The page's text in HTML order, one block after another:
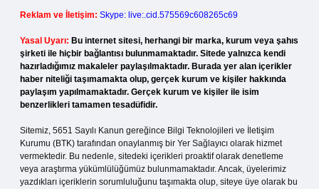
Reklam ve İletişim: Skype: live:.cid.575569c608265c69
Yasal Uyarı: Bu internet sitesi, herhangi bir marka, kurum veya şahıs
şirketi ile hiçbir bağlantısı bulunmamaktadır. Sitede yalnızca kendi
hazırladığımız makaleler paylaşılmaktadır. Burada yer alan içerikler
haber niteliği taşımamakta olup, gerçek kurum ve kişiler hakkında
paylaşım yapılmamaktadır. Gerçek kurum ve kişiler ile isim
benzerlikleri tamamen tesadüfidir.
Sitemiz, 5651 Sayılı Kanun gereğince Bilgi Teknolojileri ve İletişim
Kurumu (BTK) tarafından onaylanmış bir Yer Sağlayıcı olarak hizmet
vermektedir. Bu nedenle, sitedeki içerikleri proaktif olarak denetleme
veya araştırma yükümlülüğümüz bulunmamaktadır. Ancak, üyelerimiz
yazdıkları içeriklerin sorumluluğunu taşımakta olup, siteye üye olarak bu